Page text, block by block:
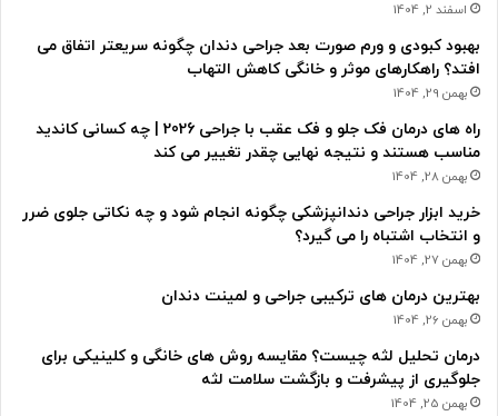
اسفند 2, 1404
بهبود کبودی و ورم صورت بعد جراحی دندان چگونه سریعتر اتفاق می
افتد؟ راهکارهای موثر و خانگی کاهش التهاب
بهمن 29, 1404
راه های درمان فک جلو و فک عقب با جراحی 2026 | چه کسانی کاندید
مناسب هستند و نتیجه نهایی چقدر تغییر می کند
بهمن 28, 1404
خرید ابزار جراحی دندانپزشکی چگونه انجام شود و چه نکاتی جلوی ضرر
و انتخاب اشتباه را می گیرد؟
بهمن 27, 1404
بهترین درمان های ترکیبی جراحی و لمینت دندان
بهمن 26, 1404
درمان تحلیل لثه چیست؟ مقایسه روش های خانگی و کلینیکی برای
جلوگیری از پیشرفت و بازگشت سلامت لثه
بهمن 25, 1404